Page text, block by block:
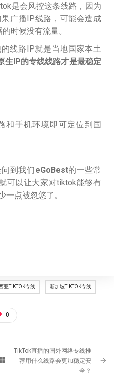
是会风控这条线路，因为
广播IP线路，可能会造成
时候没有流量。
线路IP就是当地国家本土
IP的专线线路才是最稳定
和手机环境即可定位到国
到我们eGoBest的一些常
可以让大家对tiktok能够有
一点被忽悠了。
亚TIKTOK专线 新加坡TIKTOK专线
0
TikTok直播的国外网络专线推
荐用什么线路会更加稳定安
全？